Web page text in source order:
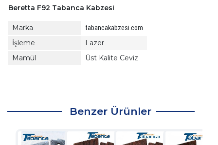
Beretta F92 Tabanca Kabzesi
Marka tabancakabzesi.com
İşleme
Lazer
Mamül
Üst Kalite Ceviz
Benzer Ürünler